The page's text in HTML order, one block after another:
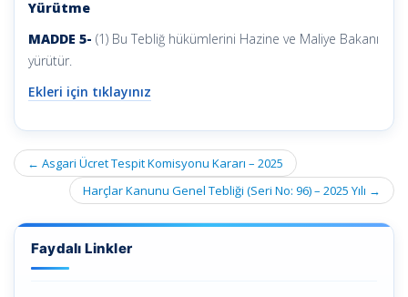
Yürütme
MADDE 5- (1) Bu Tebliğ hükümlerini Hazine ve Maliye Bakanı
yürütür.
Ekleri için tıklayınız
Post
navigation
← Asgari Ücret Tespit Komisyonu Kararı – 2025
Harçlar Kanunu Genel Tebliği (Seri No: 96) – 2025 Yılı →
Faydalı Linkler